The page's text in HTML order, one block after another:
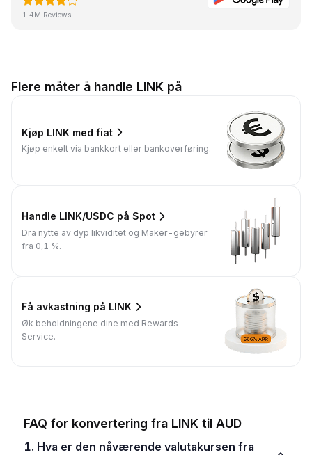
1.4M Reviews
Flere måter å handle LINK på
Kjøp LINK med fiat
Kjøp enkelt via bankkort eller bankoverføring.
Handle LINK/USDC på Spot
Dra nytte av dyp likviditet og Maker-gebyrer
fra 0,1 %.
Få avkastning på LINK
Øk beholdningene dine med Rewards
Service.
FAQ for konvertering fra LINK til AUD
1. Hva er den nåværende valutakursen fra